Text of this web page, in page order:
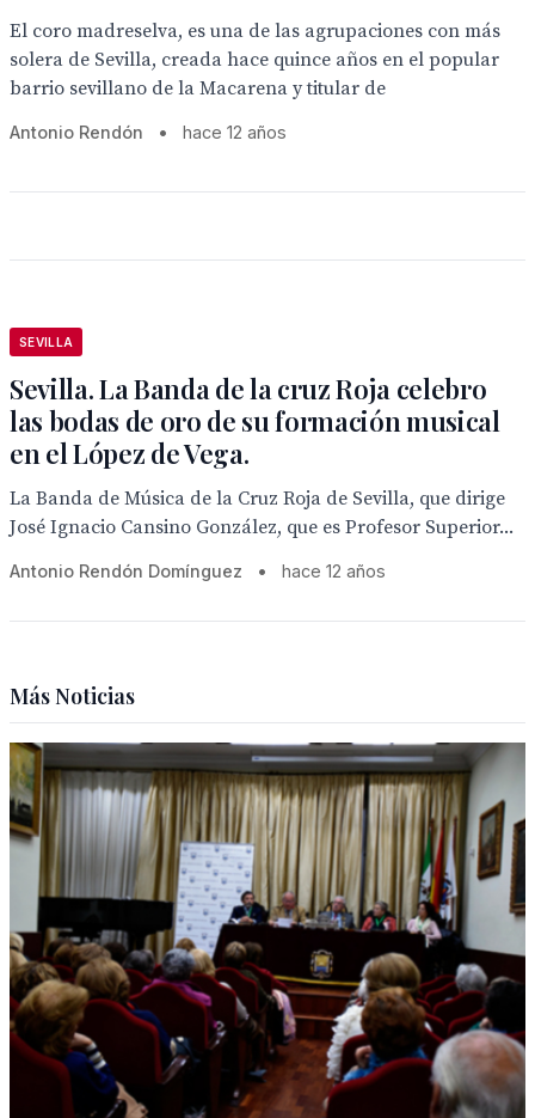
El coro madreselva, es una de las agrupaciones con más
solera de Sevilla, creada hace quince años en el popular
barrio sevillano de la Macarena y titular de
Antonio Rendón • hace 12 años
SEVILLA
Sevilla. La Banda de la cruz Roja celebro
las bodas de oro de su formación musical
en el López de Vega.
La Banda de Música de la Cruz Roja de Sevilla, que dirige
José Ignacio Cansino González, que es Profesor Superior...
Antonio Rendón Domínguez • hace 12 años
Más Noticias